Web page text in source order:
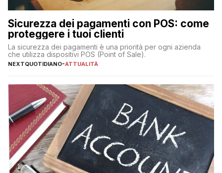
Sicurezza dei pagamenti con POS: come
proteggere i tuoi clienti
La sicurezza dei pagamenti è una priorità per ogni azienda
che utilizza dispositivi POS (Point of Sale).
NEXTQUOTIDIANO-ATTUALITÀ